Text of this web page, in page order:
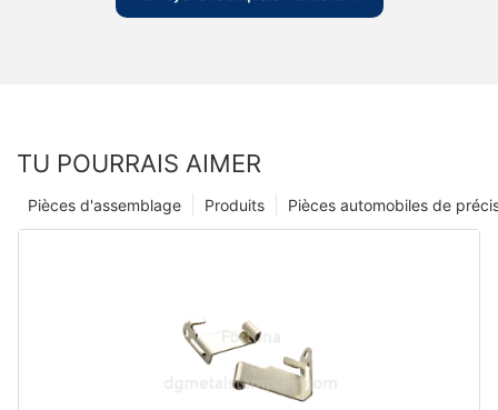
TU POURRAIS AIMER
Pièces automobiles de
Produits
Pièces d'assemblage